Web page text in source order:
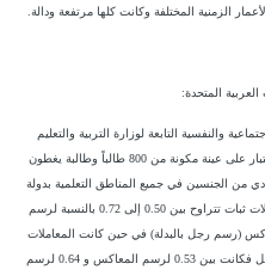
الزمنية المختلفة وكانت كلها مرتفعة ودالة.
المتحدة:
والنفسية التابعة لوزارة التربية والتعليم
والشباب (يونس وآخرون، 2002) وذلك بتطبيق الاختبار على عينة مكونة من 800 طالباً وطالبة يغطون
من الجنسين في جميع المناطق التعلمية بدولة
الإمارات العربية المتحدة وأسفر التطبيق عن معاملات ثبات تتراوح بين 0.50 إلى 0.72 بالنسبة لرسم
0.49 و 0.71 للرسم المعاكس (رسم رجل بالبدلة) في حين كانت المعاملات
لرسم المرأة بين 0.52 و 0.74 أما بالنسبة للعينة ككل فكانت بين 0.53 لرسم المعاكس و 0.64 لرسم